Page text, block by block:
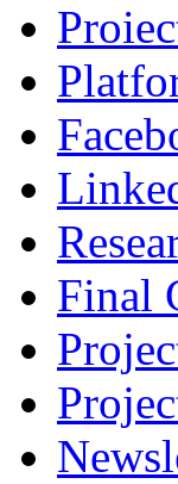
Final